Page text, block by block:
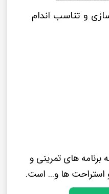
و تناسب اندام
های تمرینی و
استراحت ها و... است.